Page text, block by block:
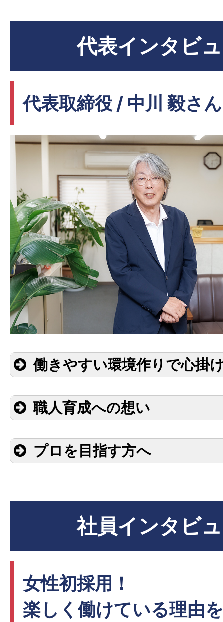
代表インタビ
代表取締役 / 中川 毅さん
働きやすい環境作りで心掛
職人育成への想い
プロを目指す方へ
社員インタビ
女性初採用！
楽しく働けている理由